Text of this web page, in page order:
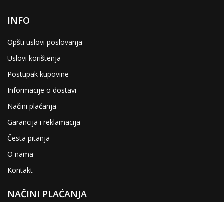
INFO
Opšti uslovi poslovanja
Uslovi korištenja
Postupak kupovine
Informacije o dostavi
Načini plaćanja
Garancija i reklamacija
Česta pitanja
O nama
Kontakt
NAČINI PLAĆANJA